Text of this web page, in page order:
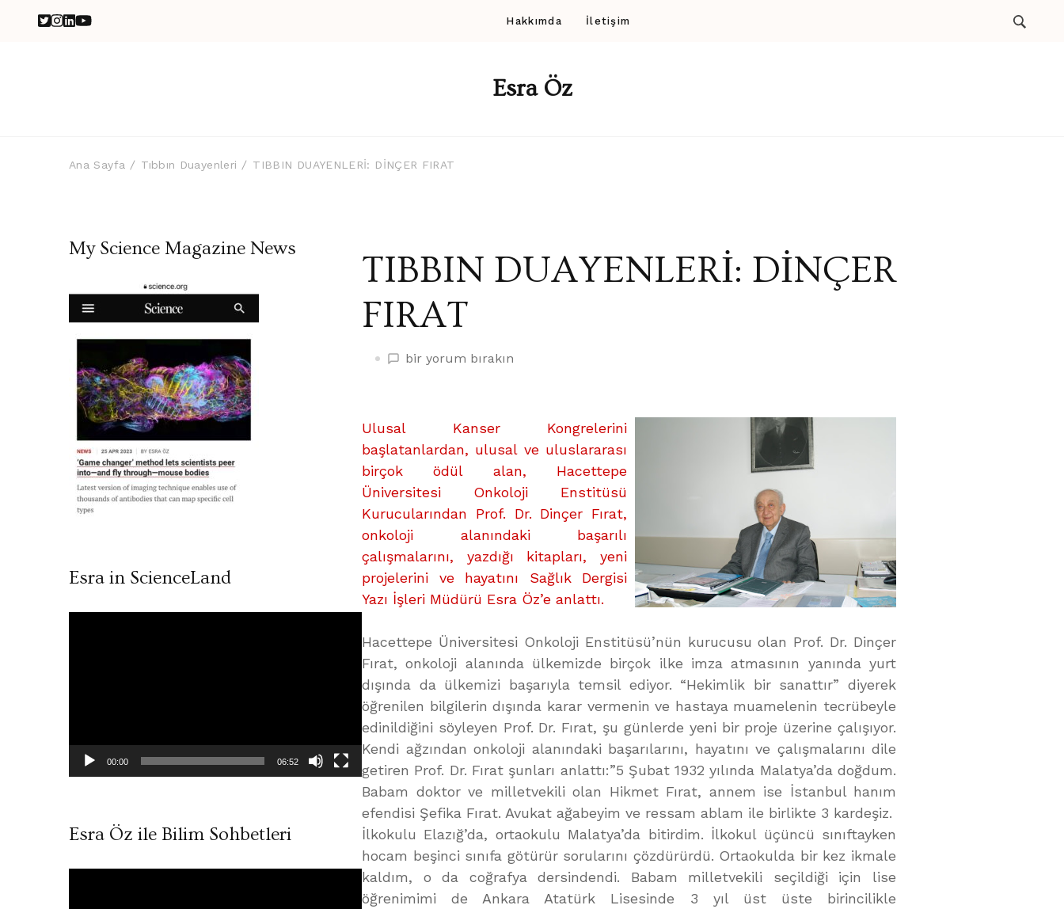
Hakkımda İletişim
Esra Öz
Ana Sayfa Tıbbın Duayenleri TIBBIN DUAYENLERİ: DİNÇER FIRAT
TIBBIN DUAYENLERİ: DİNÇER
FIRAT
TIBBIN
üzerine
bir yorum bırakın
Ulusal Kanser Kongrelerini
başlatanlardan, ulusal ve uluslararası
birçok ödül alan, Hacettepe
Üniversitesi Onkoloji Enstitüsü
Kurucularından Prof. Dr. Dinçer Fırat,
onkoloji alanındaki başarılı
çalışmalarını, yazdığı kitapları, yeni
projelerini ve hayatını Sağlık Dergisi
Yazı İşleri Müdürü Esra Öz’e anlattı.
Hacettepe Üniversitesi Onkoloji Enstitüsü’nün kurucusu olan Prof. Dr. Dinçer
Fırat, onkoloji alanında ülkemizde birçok ilke imza atmasının yanında yurt
dışında da ülkemizi başarıyla temsil ediyor. “Hekimlik bir sanattır” diyerek
öğrenilen bilgilerin dışında karar vermenin ve hastaya muamelenin tecrübeyle
edinildiğini söyleyen Prof. Dr. Fırat, şu günlerde yeni bir proje üzerine çalışıyor.
Kendi ağzından onkoloji alanındaki başarılarını, hayatını ve çalışmalarını dile
getiren Prof. Dr. Fırat şunları anlattı:”5 Şubat 1932 yılında Malatya’da doğdum.
Babam doktor ve milletvekili olan Hikmet Fırat, annem ise İstanbul hanım
efendisi Şefika Fırat. Avukat ağabeyim ve ressam ablam ile birlikte 3 kardeşiz.
İlkokulu Elazığ’da, ortaokulu Malatya’da bitirdim. İlkokul üçüncü sınıftayken
hocam beşinci sınıfa götürür sorularını çözdürürdü. Ortaokulda bir kez ikmale
kaldım, o da coğrafya dersindendi. Babam milletvekili seçildiği için lise
öğrenimimi de Ankara Atatürk Lisesinde 3 yıl üst üste birincilikle
My Science Magazine News
Esra in ScienceLand
00:00 06:52
Esra Öz ile Bilim Sohbetleri